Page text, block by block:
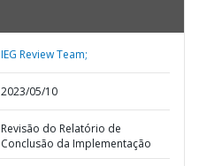
IEG Review Team;
2023/05/10
Revisão do Relatório de
Conclusão da Implementação